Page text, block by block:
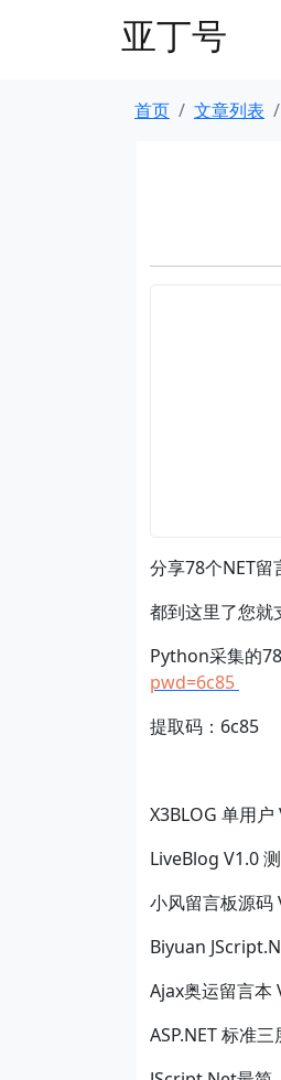
亚丁号
首页 文章列表
分享78个NET
都到这里了您就
Python采集的
pwd=6c85
提取码：6c85
X3BLOG 单用
LiveBlog V1.0
小风留言板源码
Biyuan
Ajax奥运留言本
ASP.NET 标准